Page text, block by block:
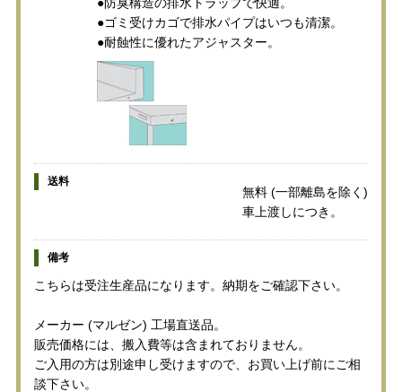
●ゴミ受けカゴで排水パイプはいつも清潔。
●耐蝕性に優れたアジャスター。
送料
無料 (一部離島を除く)
車上渡しにつき。
備考
こちらは受注生産品になります。納期をご確認下さい。
メーカー (マルゼン) 工場直送品。
販売価格には、搬入費等は含まれておりません。
ご入用の方は別途申し受けますので、お買い上げ前にご相
談下さい。